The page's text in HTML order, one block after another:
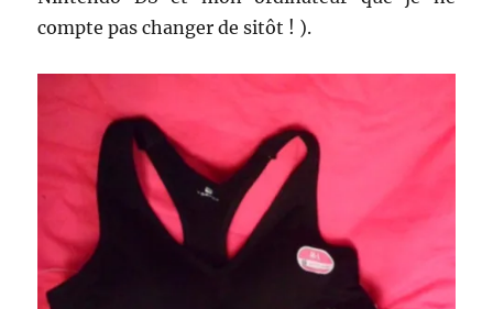
compte pas changer de sitôt ! ).